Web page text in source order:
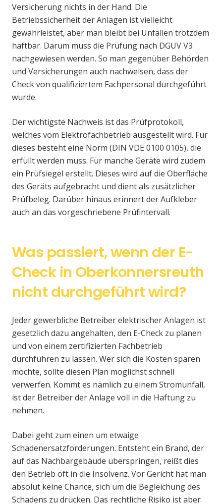
Versicherung nichts in der Hand. Die
Betriebssicherheit der Anlagen ist vielleicht
gewährleistet, aber man bleibt bei Unfällen trotzdem
haftbar. Darum muss die Prüfung nach DGUV V3
nachgewiesen werden. So man gegenüber Behörden
und Versicherungen auch nachweisen, dass der
Check von qualifiziertem Fachpersonal durchgeführt
wurde.
Der wichtigste Nachweis ist das Prüfprotokoll,
welches vom Elektrofachbetrieb ausgestellt wird. Für
dieses besteht eine Norm (DIN VDE 0100 0105), die
erfüllt werden muss. Für manche Geräte wird zudem
ein Prüfsiegel erstellt. Dieses wird auf die Oberfläche
des Geräts aufgebracht und dient als zusätzlicher
Prüfbeleg. Darüber hinaus erinnert der Aufkleber
auch an das vorgeschriebene Prüfintervall.
Was passiert, wenn der E-
Check in Oberkonnersreuth
nicht durchgeführt wird?
Jeder gewerbliche Betreiber elektrischer Anlagen ist
gesetzlich dazu angehalten, den E-Check zu planen
und von einem zertifizierten Fachbetrieb
durchführen zu lassen. Wer sich die Kosten sparen
möchte, sollte diesen Plan möglichst schnell
verwerfen. Kommt es nämlich zu einem Stromunfall,
ist der Betreiber der Anlage voll in die Haftung zu
nehmen.
Dabei geht zum einen um etwaige
Schadenersatzforderungen. Entsteht ein Brand, der
auf das Nachbargebäude überspringen, reißt dies
den Betrieb oft in die Insolvenz. Vor Gericht hat man
absolut keine Chance, sich um die Begleichung des
Schadens zu drücken. Das rechtliche Risiko ist aber